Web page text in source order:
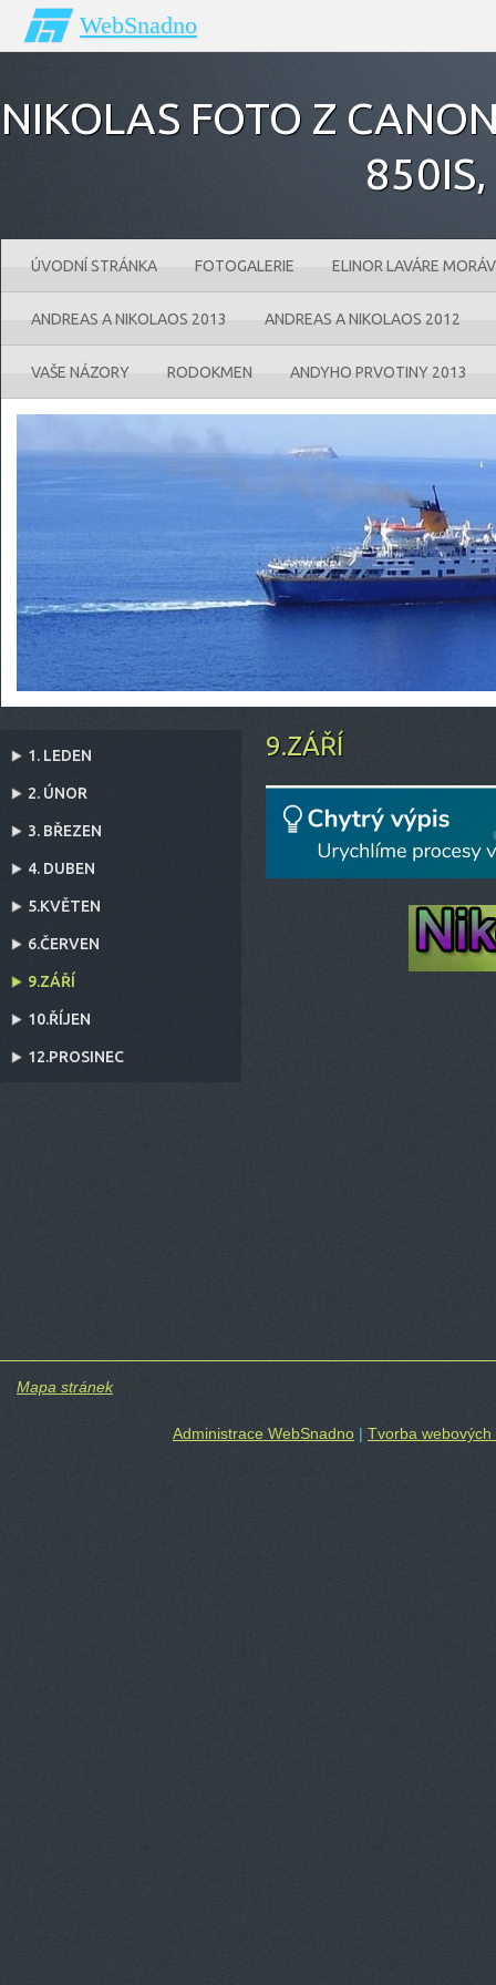
WebSnadno
NIKOLAS FOTO Z
ÚVODNÍ STRÁNKA FOTOGALERIE ELINOR LAVÁRE
ANDREAS A NIKOLAOS 2013 ANDREAS A NIKOLAOS 2012
VAŠE NÁZORY RODOKMEN ANDYHO PRVOTINY 2013
9.ZÁŘÍ
1. LEDEN
2. ÚNOR
3. BŘEZEN
4. DUBEN
5.KVĚTEN
6.ČERVEN
9.ZÁŘÍ
10.ŘÍJEN
12.PROSINEC
Mapa stránek
Administrace WebSnadno | Tvorba